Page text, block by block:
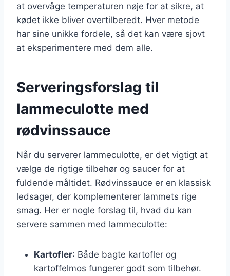
at overvåge temperaturen nøje for at sikre, at
kødet ikke bliver overtilberedt. Hver metode
har sine unikke fordele, så det kan være sjovt
at eksperimentere med dem alle.
Serveringsforslag til
lammeculotte med
rødvinssauce
Når du serverer lammeculotte, er det vigtigt at
vælge de rigtige tilbehør og saucer for at
fuldende måltidet. Rødvinssauce er en klassisk
ledsager, der komplementerer lammets rige
smag. Her er nogle forslag til, hvad du kan
servere sammen med lammeculotte:
Kartofler: Både bagte kartofler og
kartoffelmos fungerer godt som tilbehør.